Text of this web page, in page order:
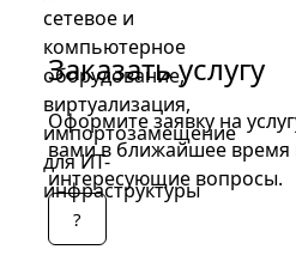
Заказать услугу
Оформите заявку на
вами в ближайшее время
интересующие вопросы.
?